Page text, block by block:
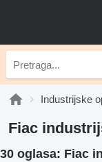
Industrijske
Fiac
30 oglasa: Fiac